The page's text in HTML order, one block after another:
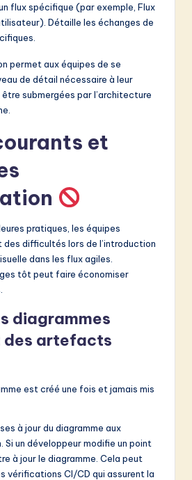
flux spécifique (par exemple, Flux
Détaille les échanges de
permet aux équipes de se
de détail nécessaire à leur
submergées par l’architecture
et
pratiques, les équipes
difficultés lors de l’introduction
dans les flux agiles.
tôt peut faire économiser
diagrammes
des artefacts
est créé une fois et jamais mis
à jour du diagramme aux
Si un développeur modifie un point
à jour le diagramme. Cela peut
vérifications CI/CD qui assurent la